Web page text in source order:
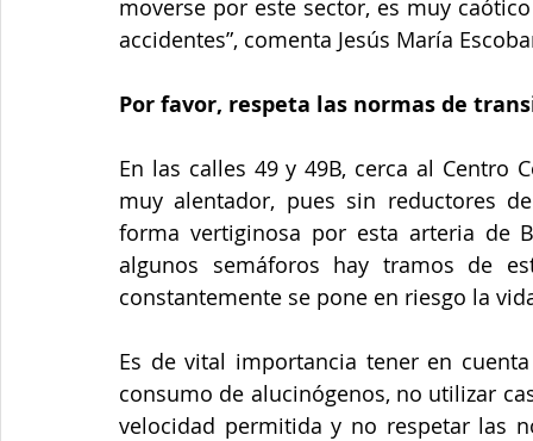
moverse por este sector, es muy
accidentes”, comenta Jesús María
Por favor, respeta las normas de
En las calles 49 y 49B, cerca al Centro
muy alentador, pues sin reductores
forma vertiginosa por esta arteria de
algunos semáforos hay tramos de
constantemente se pone en riesgo la
Es de vital importancia tener en
consumo de alucinógenos, no utilizar
velocidad permitida y no respetar las